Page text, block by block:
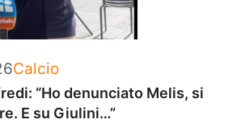
Categorie
Calcio
“Ho denunciato Melis, si
E su Giulini…”